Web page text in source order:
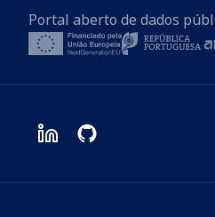
Portal aberto de dados